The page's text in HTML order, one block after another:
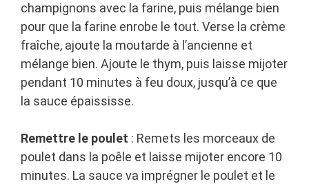
champignons avec la farine, puis mélange bien
pour que la farine enrobe le tout. Verse la crème
fraîche, ajoute la moutarde à l’ancienne et
mélange bien. Ajoute le thym, puis laisse mijoter
pendant 10 minutes à feu doux, jusqu’à ce que
la sauce épaississe.
Remettre le poulet : Remets les morceaux de
poulet dans la poêle et laisse mijoter encore 10
minutes. La sauce va imprégner le poulet et le